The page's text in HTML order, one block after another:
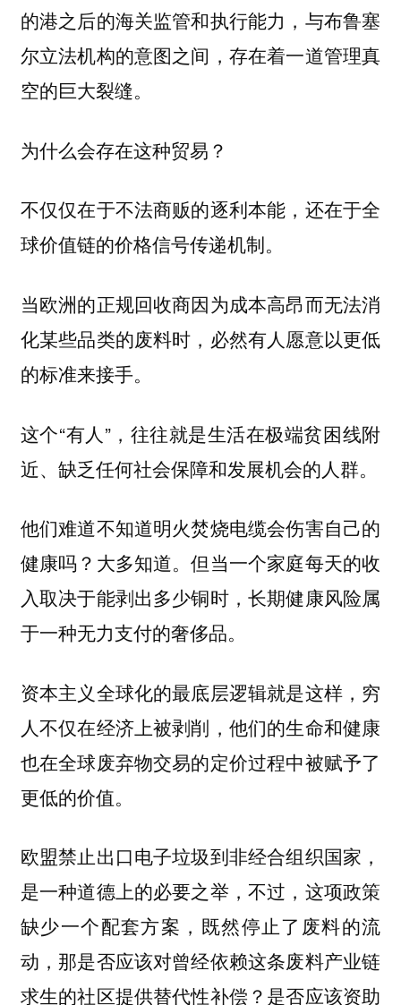
的港之后的海关监管和执行能力，与布鲁塞
尔立法机构的意图之间，存在着一道管理真
空的巨大裂缝。
为什么会存在这种贸易？
不仅仅在于不法商贩的逐利本能，还在于全
球价值链的价格信号传递机制。
当欧洲的正规回收商因为成本高昂而无法消
化某些品类的废料时，必然有人愿意以更低
的标准来接手。
这个“有人”，往往就是生活在极端贫困线附
近、缺乏任何社会保障和发展机会的人群。
他们难道不知道明火焚烧电缆会伤害自己的
健康吗？大多知道。但当一个家庭每天的收
入取决于能剥出多少铜时，长期健康风险属
于一种无力支付的奢侈品。
资本主义全球化的最底层逻辑就是这样，穷
人不仅在经济上被剥削，他们的生命和健康
也在全球废弃物交易的定价过程中被赋予了
更低的价值。
欧盟禁止出口电子垃圾到非经合组织国家，
是一种道德上的必要之举，不过，这项政策
缺少一个配套方案，既然停止了废料的流
动，那是否应该对曾经依赖这条废料产业链
求生的社区提供替代性补偿？是否应该资助